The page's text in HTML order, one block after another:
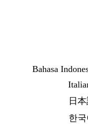
Bahasa
日
한국